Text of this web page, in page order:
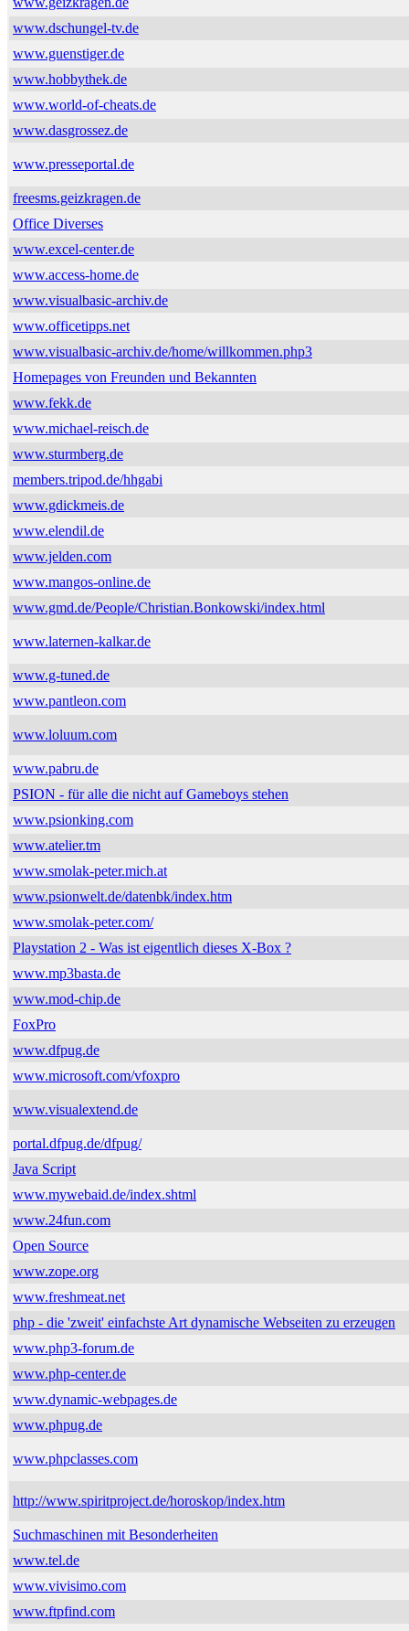
www.dschungel-tv.de
www.guenstiger.de
www.hobbythek.de
www.world-of-cheats.de
www.dasgrossez.de
www.presseportal.de
freesms.geizkragen.de
Office Diverses
www.excel-center.de
www.access-home.de
www.visualbasic-archiv.de
www.officetipps.net
www.visualbasic-archiv.de/home/willkommen.php3
Homepages von Freunden und Bekannten
www.fekk.de
www.michael-reisch.de
www.sturmberg.de
members.tripod.de/hhgabi
www.gdickmeis.de
www.elendil.de
www.jelden.com
www.mangos-online.de
www.gmd.de/People/Christian.Bonkowski/index.html
www.laternen-kalkar.de
www.g-tuned.de
www.pantleon.com
www.loluum.com
www.pabru.de
PSION - für alle die nicht auf Gameboys stehen
www.psionking.com
www.atelier.tm
www.smolak-peter.mich.at
www.psionwelt.de/datenbk/index.htm
www.smolak-peter.com/
Playstation 2 - Was ist eigentlich dieses X-Box ?
www.mp3basta.de
www.mod-chip.de
FoxPro
www.dfpug.de
www.microsoft.com/vfoxpro
www.visualextend.de
portal.dfpug.de/dfpug/
Java Script
www.mywebaid.de/index.shtml
www.24fun.com
Open Source
www.zope.org
www.freshmeat.net
php - die 'zweit' einfachste Art dynamische Webseiten zu erzeugen
www.php3-forum.de
www.php-center.de
www.dynamic-webpages.de
www.phpug.de
www.phpclasses.com
http://www.spiritproject.de/horoskop/index.htm
Suchmaschinen mit Besonderheiten
www.tel.de
www.vivisimo.com
www.ftpfind.com